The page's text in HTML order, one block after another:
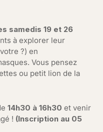
samedis 19 et 26
à explorer leur
?) en
Vous pensez
ou petit lion de la
14h30 à 16h30 et venir
! (Inscription au 05